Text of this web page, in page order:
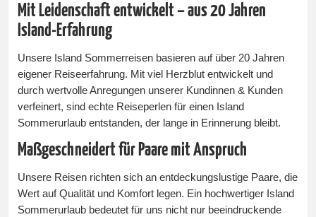
Mit Leidenschaft entwickelt – aus 20 Jahren
Island-Erfahrung
Unsere Island Sommerreisen basieren auf über 20 Jahren
eigener Reiseerfahrung. Mit viel Herzblut entwickelt und
durch wertvolle Anregungen unserer Kundinnen & Kunden
verfeinert, sind echte Reiseperlen für einen Island
Sommerurlaub entstanden, der lange in Erinnerung bleibt.
Maßgeschneidert für Paare mit Anspruch
Unsere Reisen richten sich an entdeckungslustige Paare, die
Wert auf Qualität und Komfort legen. Ein hochwertiger Island
Sommerurlaub bedeutet für uns nicht nur beeindruckende